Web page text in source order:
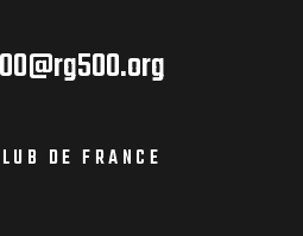
DE FRANCE